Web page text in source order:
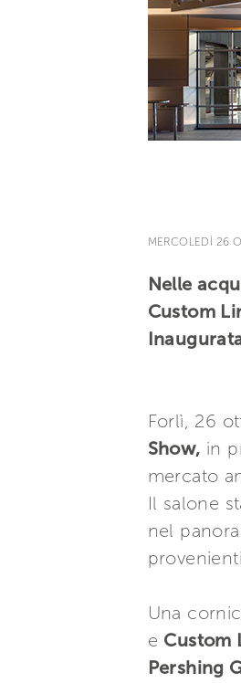
MERCOLEDÌ 26
Nelle
Custom
Forlì, 26
Show, in
mercato
Il salone
nel
Una
e Custom
Pershing